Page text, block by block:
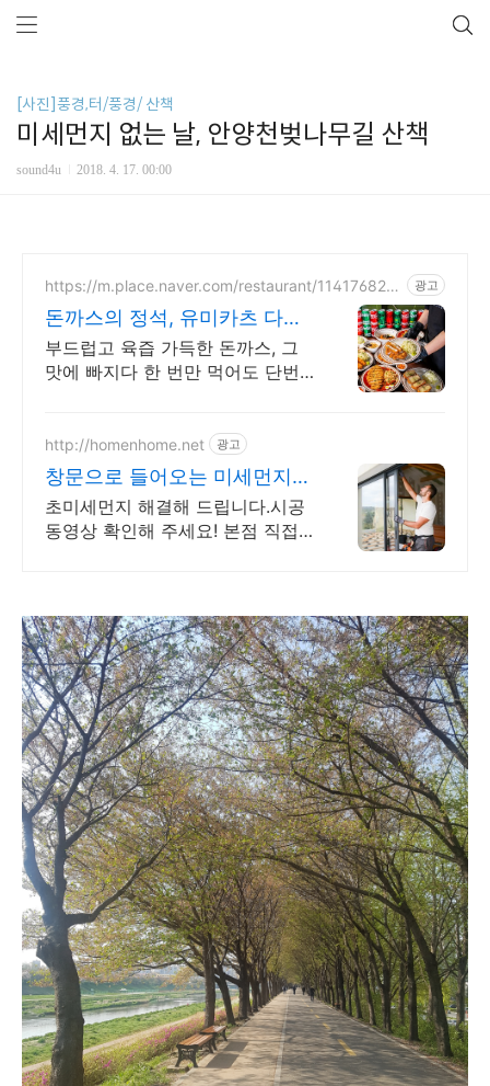
[사진]풍경,터/풍경/ 산책
미세먼지 없는 날, 안양천벚나무길 산책
sound4u 2018. 4. 17. 00:00
https://m.place.naver.com/restaurant/114176827
광고
돈까스의 정석, 유미카츠 다양
한 메뉴, 선택의 즐거움
부드럽고 육즙 가득한 돈까스, 그
맛에 빠지다 한 번만 먹어도 단번
http://homenhome.net 광고
창문으로 들어오는 미세먼지
외풍 차단 시공 전문 홈앤홈
초미세먼지 해결해 드립니다.시공
동영상 확인해 주세요! 본점 직접